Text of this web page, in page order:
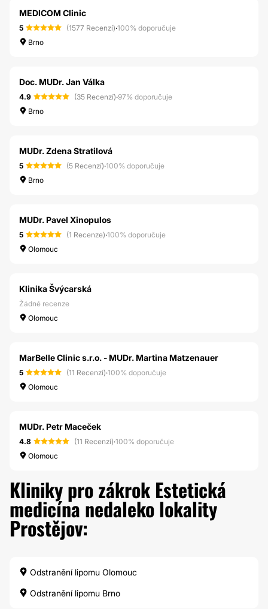
MEDICOM Clinic
5 (1577 Recenzí)·100% doporučuje
Brno
Doc. MUDr. Jan Válka
4.9 (35 Recenzí)·97% doporučuje
Brno
MUDr. Zdena Stratilová
5 (5 Recenzí)·100% doporučuje
Brno
MUDr. Pavel Xinopulos
5 (1 Recenze)·100% doporučuje
Olomouc
Klinika Švýcarská
Žádné recenze
Olomouc
MarBelle Clinic s.r.o. - MUDr. Martina Matzenauer
5 (11 Recenzí)·100% doporučuje
Olomouc
MUDr. Petr Maceček
4.8 (11 Recenzí)·100% doporučuje
Olomouc
Kliniky pro zákrok Estetická
medicína nedaleko lokality
Prostějov:
Odstranění lipomu Olomouc
Odstranění lipomu Brno